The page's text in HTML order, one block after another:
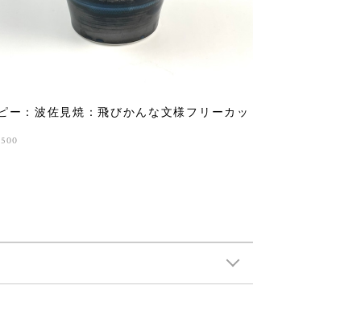
ー：波佐見焼：飛びかんな文様フリーカッ